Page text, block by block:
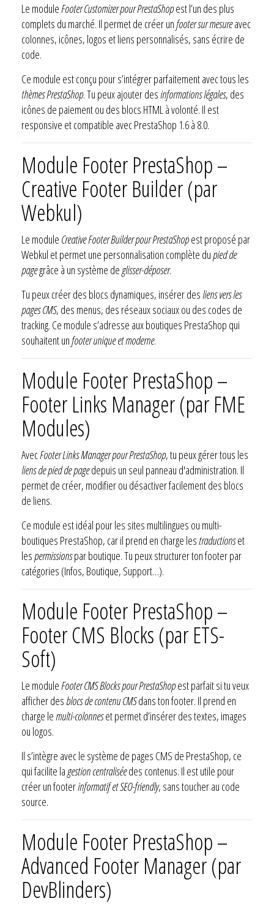
Le moduleFooter Customizer pour PrestaShopest l’un des plus
complets du marché. Il permet de créer unfooter sur mesureavec
colonnes, icônes, logos et liens personnalisés, sans écrire de
code.
Ce module est conçu pour s’intégrer parfaitement avec tous les
thèmes PrestaShop. Tu peux ajouter desinformations légales, des
icônes de paiement ou des blocs HTML à volonté. Il est
responsive et compatible avec PrestaShop 1.6 à 8.0.
Module Footer PrestaShop –
Creative Footer Builder (par
Webkul)
Le module Creative Footer Builder pour PrestaShopest proposé par
Webkul et permet une personnalisation complète dupied de
pagegrâce à un système de glisser-déposer.
Tu peux créer des blocs dynamiques, insérer des liens vers les
pages CMS, des menus, des réseaux sociaux ou des codes de
tracking. Ce module s’adresse aux boutiques PrestaShop qui
souhaitent unfooter unique et moderne.
Module Footer PrestaShop –
Footer Links Manager (par FME
Modules)
AvecFooter Links Manager pour PrestaShop, tu peux gérer tous les
liens de pied de pagedepuis un seul panneau d'administration. Il
permet de créer, modifier ou désactiver facilement des blocs
de liens.
Ce module est idéal pour les sites multilingues ou multi-
boutiques PrestaShop, car il prend en charge lestraductionset
lespermissionspar boutique. Tu peux structurer ton footer par
catégories (Infos, Boutique, Support…).
Module Footer PrestaShop –
Footer CMS Blocks (par ETS-
Soft)
Le moduleFooter CMS Blocks pour PrestaShopest parfait si tu veux
afficher des blocs de contenu CMSdans ton footer. Il prend en
charge le multi-colonneset permet d’insérer des textes, images
ou logos.
Il s’intègre avec le système de pages CMS de PrestaShop, ce
qui facilite la gestion centraliséedes contenus. Il est utile pour
créer un footerinformatif et SEO-friendly, sans toucher au code
source.
Module Footer PrestaShop –
Advanced Footer Manager (par
DevBlinders)